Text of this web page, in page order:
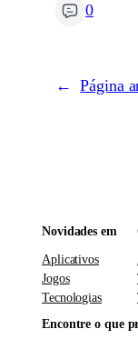
0
← Página
Novidades em
Aplicativos
Jogos
Tecnologias
Encontre o que